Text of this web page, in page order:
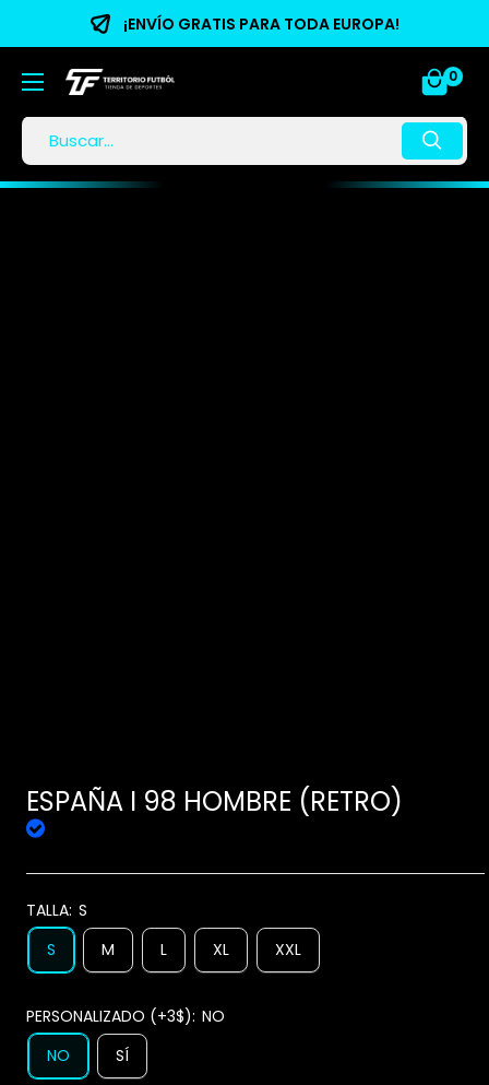
¡ENVÍO GRATIS PARA TODA EUROPA!
0
ESPAÑA I 98 HOMBRE (RETRO)
TALLA: S
S
M L XL XXL
PERSONALIZADO (+3$): NO
NO
SÍ